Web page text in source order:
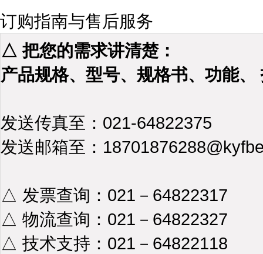
订购指南与售后服务
△ 把您的需求讲清楚：
产品规格、型号、规格书、功能
发送传真至：021-64822375
发送邮箱至：
△ 发票查询：021－64822317
△ 物流查询：021－64822327
△ 技术支持：021－64822118